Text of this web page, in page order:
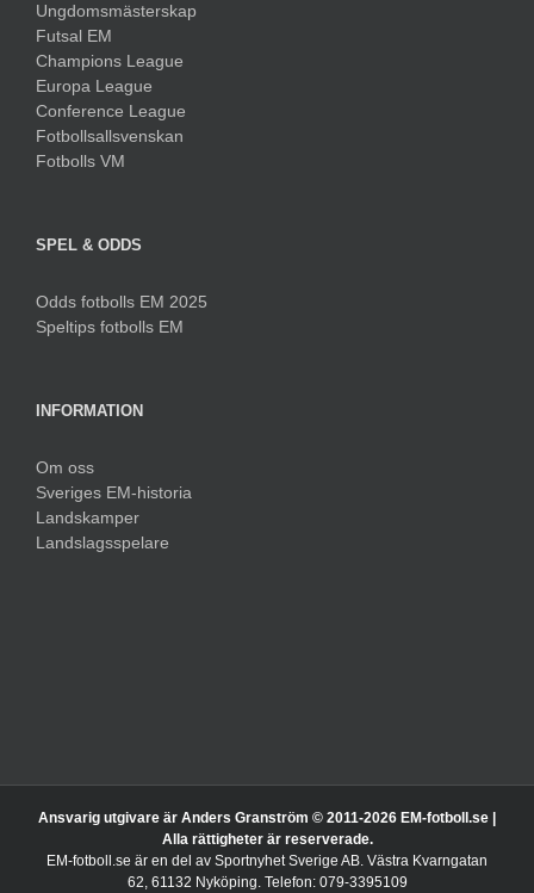
Ungdomsmästerskap
Futsal EM
Champions League
Europa League
Conference League
Fotbollsallsvenskan
Fotbolls VM
SPEL & ODDS
Odds fotbolls EM 2025
Speltips fotbolls EM
INFORMATION
Om oss
Sveriges EM-historia
Landskamper
Landslagsspelare
Ansvarig utgivare är Anders Granström © 2011-2026 EM-fotboll.se |
Alla rättigheter är reserverade.
EM-fotboll.se är en del av Sportnyhet Sverige AB. Västra Kvarngatan
62, 61132 Nyköping. Telefon: 079-3395109